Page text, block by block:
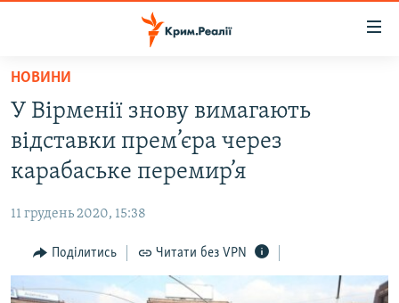
Перейти
основного
матеріалу
до
основної
навігації
Перейти
до
пошуку
ВОДА.КРИМ
ВІДЕО ТА ФОТО
БЛОГИ
ПОГЛЯД
ІНТЕРВ'Ю
НОВИНИ
У Вірменії знову вимагають
відставки прем’єра через
карабаське перемир’я
11 грудень 2020, 15:38
Поділитись Читати без VPN